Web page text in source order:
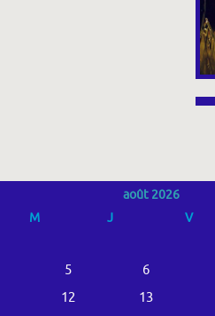
août 2026
M J V
5 6
12 13